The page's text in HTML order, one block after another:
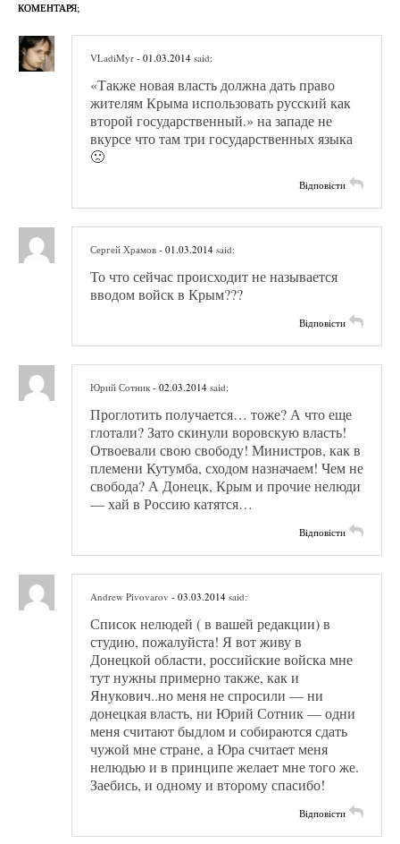
КОМЕНТАРЯ;
VLadiMyr - 01.03.2014 said:
«Также новая власть должна дать право
жителям Крыма использовать русский как
второй государственный.» на западе не
вкурсе что там три государственных языка
🙁
Відповісти
Сергей Храмов - 01.03.2014 said:
То что сейчас происходит не называется
вводом войск в Крым???
Відповісти
Юрий Сотник- 02.03.2014 said:
Проглотить получается… тоже? А что еще
глотали? Зато скинули воровскую власть!
Отвоевали свою свободу! Министров, как в
племени Кутумба, сходом назначаем! Чем не
свобода? А Донецк, Крым и прочие нелюди
— хай в Россию катятся…
Відповісти
Andrew Pivovarov - 03.03.2014 said:
Список нелюдей ( в вашей редакции) в
студию, пожалуйста! Я вот живу в
Донецкой области, российские войска мне
тут нужны примерно также, как и
Янукович..но меня не спросили — ни
донецкая власть, ни Юрий Сотник — одни
меня считают быдлом и собираются сдать
чужой мне стране, а Юра считает меня
нелюдью и в принципе желает мне того же.
Заебись, и одному и второму спасибо!
Відповісти